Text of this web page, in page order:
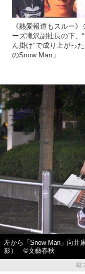
《熱愛報道もスルー》
ーズ滝沢副社長の下、
ん掛け”で成り上がっ
のSnow Man」
左から「Snow Man」向井
影） ©文藝春秋
縦